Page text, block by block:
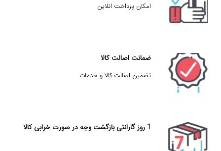
امکان پرداخت انلاین
ضمانت اصالت کالا
تضمین اصالت کالا و خدمات
1 روز گارانتی بازگشت وجه در صورت خرابی کالا